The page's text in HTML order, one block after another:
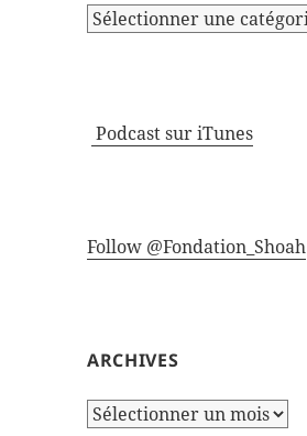
Thèmes
Podcast sur iTunes
Follow @Fondation_Shoah
ARCHIVES
Archives